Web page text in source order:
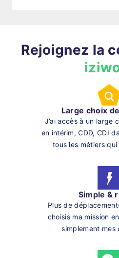
Rejoignez la
Large choix
J’ai accès à un large
en intérim, CDD, CDI
tous les métiers qui
Simple &
Plus de
choisis ma mission
simplement mes